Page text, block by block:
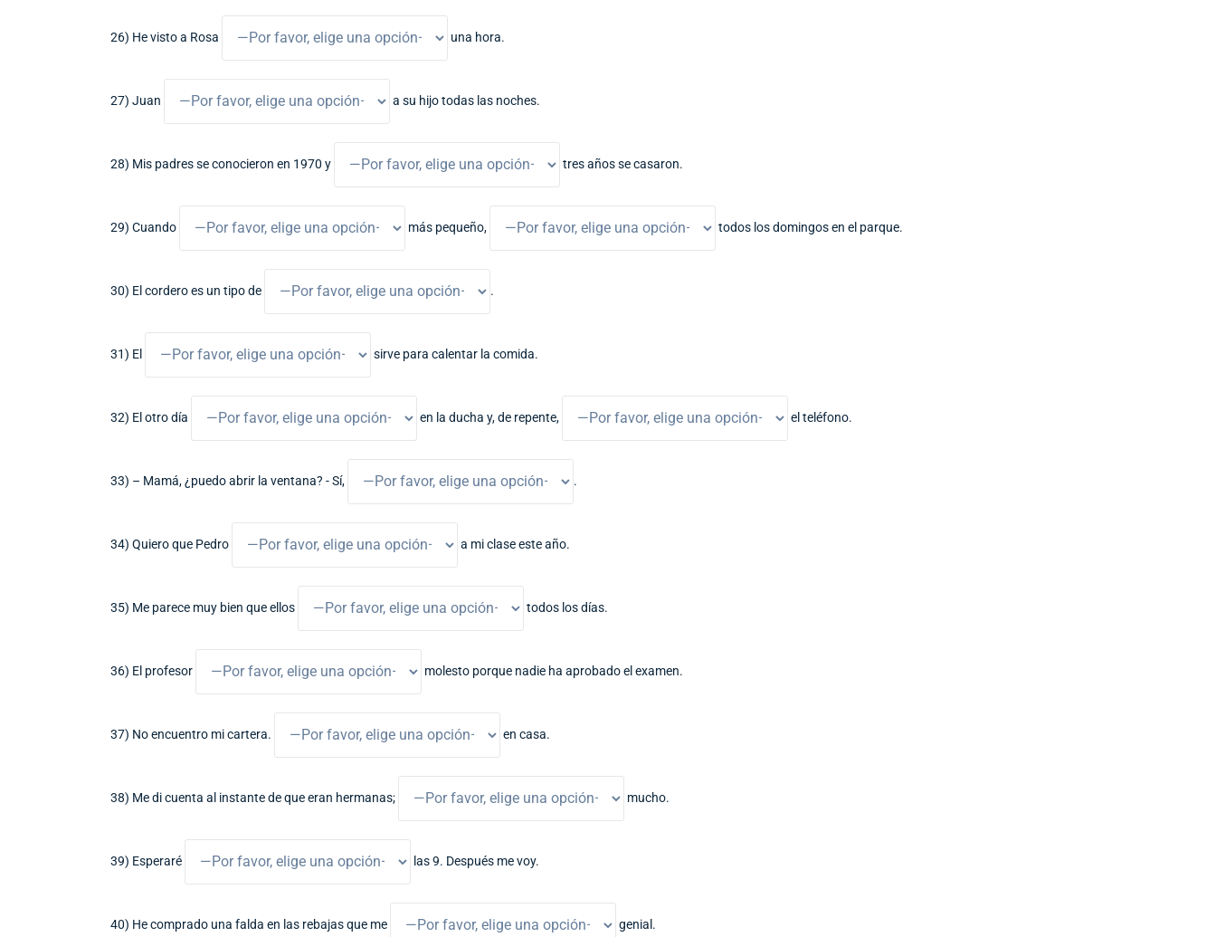
26) He visto a Rosa una hora.
27) Juan a su hijo todas las noches.
28) Mis padres se conocieron en 1970 y tres años se casaron.
29) Cuando más pequeño, todos los domingos en el parque.
30) El cordero es un tipo de .
31) El sirve para calentar la comida.
32) El otro día en la ducha y, de repente, el teléfono.
33) – Mamá, ¿puedo abrir la ventana? - Sí, .
34) Quiero que Pedro a mi clase este año.
35) Me parece muy bien que ellos todos los días.
36) El profesor molesto porque nadie ha aprobado el examen.
37) No encuentro mi cartera. en casa.
38) Me di cuenta al instante de que eran hermanas; mucho.
39) Esperaré las 9. Después me voy.
40) He comprado una falda en las rebajas que me genial.